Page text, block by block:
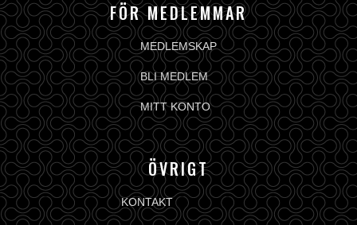
FÖR MEDLEMMAR
MEDLEMSKAP
BLI MEDLEM
MITT KONTO
ÖVRIGT
KONTAKT